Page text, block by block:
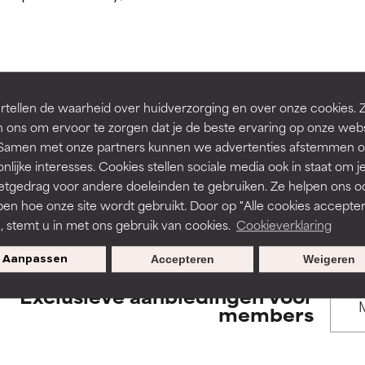
de waarheid over huidverzorging en over onze cookies.
ons om ervoor te zorgen dat je de beste ervaring op onze
met onze partners kunnen we advertenties afstemmen
interesses. Cookies stellen sociale media ook in staat om je
voor andere doeleinden te gebruiken. Ze helpen ons
hoe onze site wordt gebruikt. Door op "Alle cookies
stemt u in met ons gebruik van cookies. Cookieverklaring
Aanpassen Weigeren
Accepteren
BACK TO SEARCH
to assess ingredients in this dictionary. Regulations
irriterend maar kan esthetische, stabiliteits- of andere
is aanwezig. Het risico wordt vergroot als het gecombineerd
ingrediënten.
droogheid, enz. veroorzaken. Kan in sommige gevallen
het algemeen is bewezen dat het meer kwaad dan goed doet.
irriterend maar kan esthetische, stabiliteits- of andere
is aanwezig. Het risico wordt vergroot als het gecombineerd
ingrediënten.
droogheid, enz. veroorzaken. Kan in sommige gevallen
het algemeen is bewezen dat het meer kwaad dan goed doet.
Exclusieve aanbiedingen voor
members